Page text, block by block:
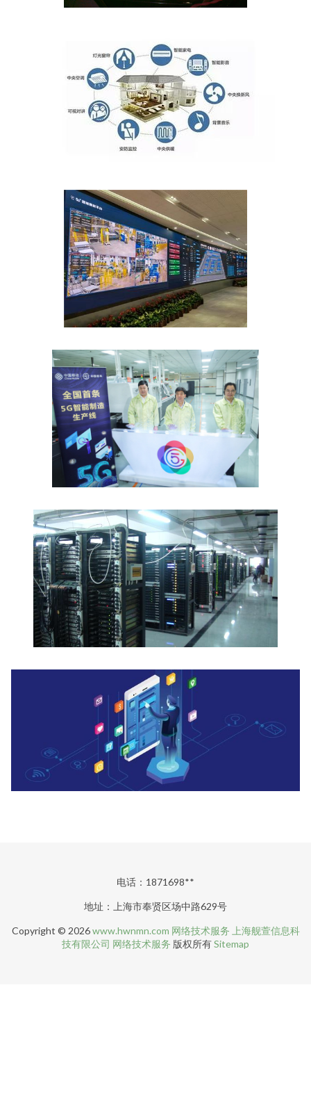
电话：1871698**
地址：上海市奉贤区场中路629号
Copyright © 2026www.hwnmn.com 网络技术服务 上海舰萱信息科
技有限公司 网络技术服务 版权所有Sitemap